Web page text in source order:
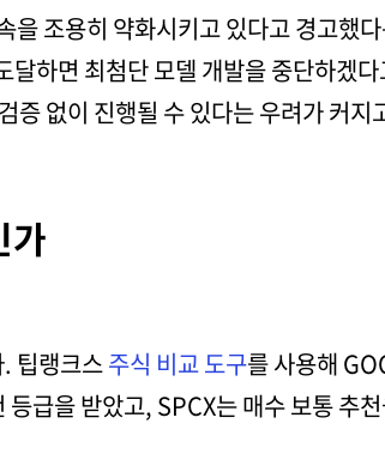
을 조용히 약화시키고 있다고 경고했
달하면 최첨단 모델 개발을 중단하겠
없이 진행될 수 있다는 우려가 커지
가
팁랭크스주식 비교 도구를 사용해
급을 받았고, SPCX는 매수 보통 추